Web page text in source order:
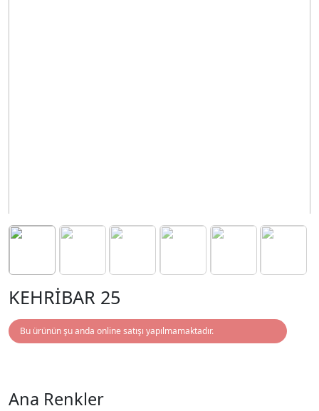
KEHRİBAR 25
Bu ürünün şu anda online satışı yapılmamaktadır.
Ana Renkler